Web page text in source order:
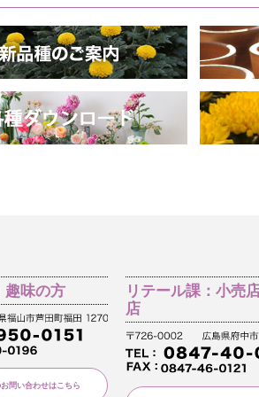
趣味の方
問い合わせはこちら
リテール課：小売
店